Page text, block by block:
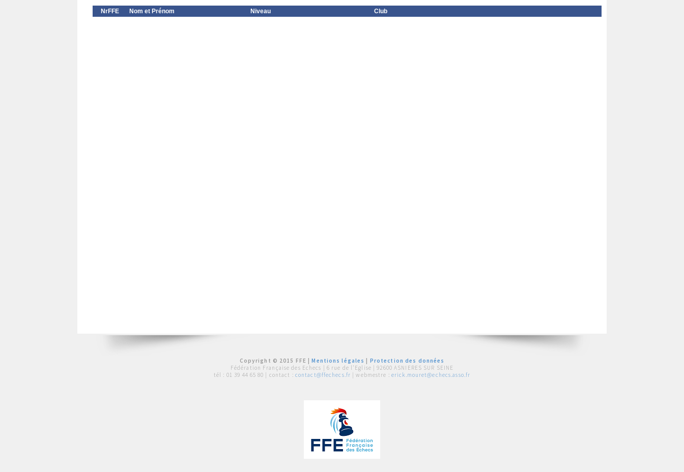
NrFFE Nom et Prénom Niveau Club
Copyright © 2015 FFE |Mentions légales
Protection des données
Fédération Française des Echecs | 6 rue de l'Eglise | 92600 ASNIERES SUR SEINE
tél : 01 39 44 65 80 | contact : contact@ffechecs.fr | webmestre : erick.mouret@echecs.asso.fr